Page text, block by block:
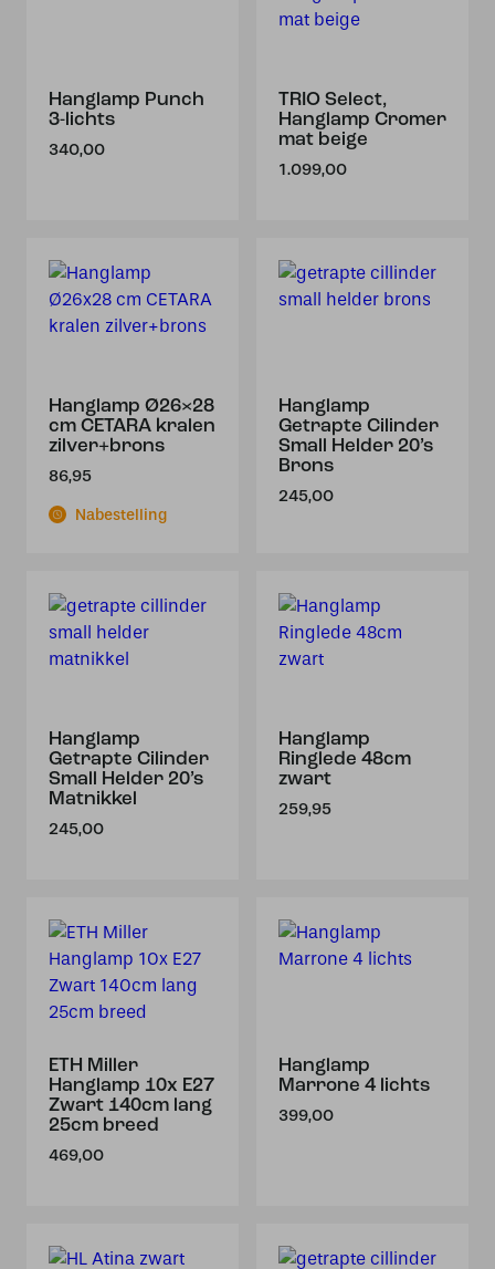
Hanglamp Punch
3-lichts
340,00
TRIO Select,
Hanglamp Cromer
mat beige
1.099,00
Hanglamp Ø26×28
cm CETARA kralen
zilver+brons
86,95
Nabestelling
Hanglamp
Getrapte Cilinder
Small Helder 20’s
Brons
245,00
Hanglamp
Getrapte Cilinder
Small Helder 20’s
Matnikkel
245,00
Hanglamp
Ringlede 48cm
zwart
259,95
ETH Miller
Hanglamp 10x E27
Zwart 140cm lang
25cm breed
469,00
Hanglamp
Marrone 4 lichts
399,00